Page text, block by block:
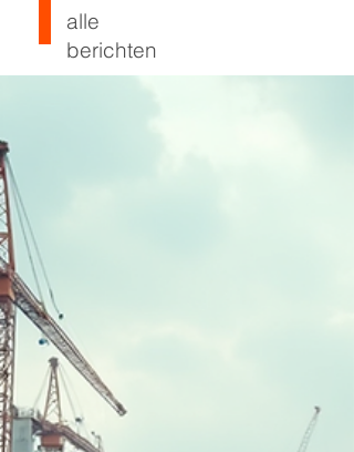
alle
berichten